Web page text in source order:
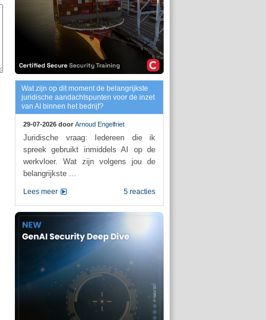
Wat zijn op dit moment de belangrijkste
juridische aandachtspunten voor de inzet
van AI binnen het bedrijf?
29-07-2026 door Arnoud Engelfriet
Juridische vraag: Iedereen die ik
spreek gebruikt inmiddels AI op de
werkvloer. Wat zijn volgens jou de
belangrijkste ...
5 reacties
Lees meer